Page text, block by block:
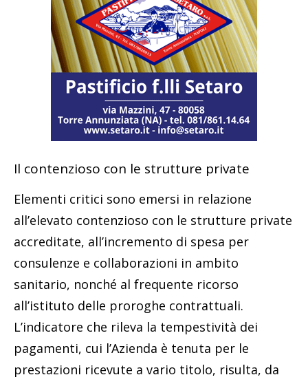
Il contenzioso con le strutture private
Elementi critici sono emersi in relazione
all’elevato contenzioso con le strutture private
accreditate, all’incremento di spesa per
consulenze e collaborazioni in ambito
sanitario, nonché al frequente ricorso
all’istituto delle proroghe contrattuali.
L’indicatore che rileva la tempestività dei
pagamenti, cui l’Azienda è tenuta per le
prestazioni ricevute a vario titolo, risulta, da